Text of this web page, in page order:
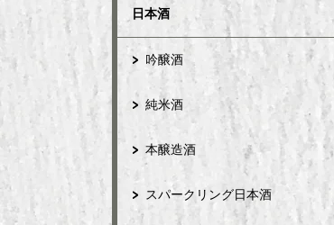
日本酒
吟醸酒
純米酒
本醸造酒
スパークリング日本酒